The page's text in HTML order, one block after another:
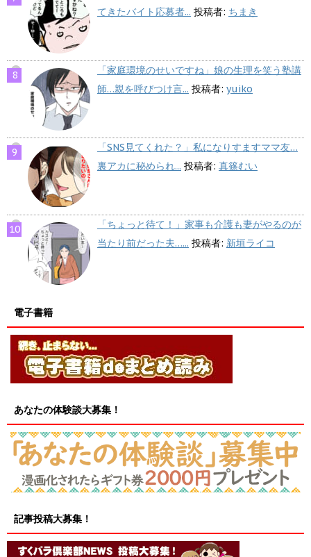
てきたバイト応募者... 投稿者: ちまき
「家庭環境のせいですね」娘の生理を笑う塾講
師…親を呼びつけ言... 投稿者: yuiko
「SNS見てくれた？」私になりすますママ友…
裏アカに秘められ... 投稿者: 真篠むい
「ちょっと待て！」家事も介護も妻がやるのが
当たり前だった夫…... 投稿者: 新垣ライコ
電子書籍
あなたの体験談大募集！
記事投稿大募集！